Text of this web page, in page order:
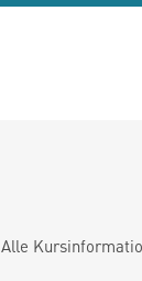
Alle